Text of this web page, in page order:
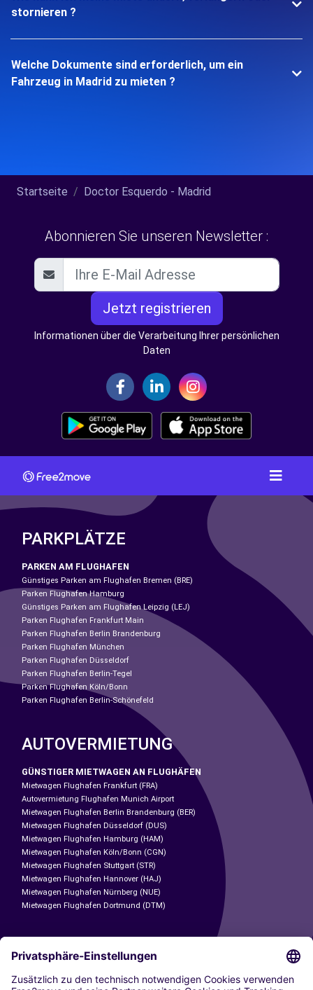
stornieren ?
Welche Dokumente sind erforderlich, um ein
Fahrzeug in Madrid zu mieten ?
Startseite Doctor Esquerdo - Madrid
Abonnieren Sie unseren Newsletter :
Jetzt registrieren
Informationen über die Verarbeitung Ihrer persönlichen
Daten
PARKPLÄTZE
PARKEN AM FLUGHAFEN
Günstiges Parken am Flughafen Bremen (BRE)
Parken Flughafen Hamburg
Günstiges Parken am Flughafen Leipzig (LEJ)
Parken Flughafen Frankfurt Main
Parken Flughafen Berlin Brandenburg
Parken Flughafen München
Parken Flughafen Düsseldorf
Parken Flughafen Berlin-Tegel
Parken Flughafen Köln/Bonn
Parken Flughafen Berlin-Schönefeld
AUTOVERMIETUNG
GÜNSTIGER MIETWAGEN AN FLUGHÄFEN
Mietwagen Flughafen Frankfurt (FRA)
Autovermietung Flughafen Munich Airport
Mietwagen Flughafen Berlin Brandenburg (BER)
Mietwagen Flughafen Düsseldorf (DUS)
Mietwagen Flughafen Hamburg (HAM)
Mietwagen Flughafen Köln/Bonn (CGN)
Mietwagen Flughafen Stuttgart (STR)
Mietwagen Flughafen Hannover (HAJ)
Mietwagen Flughafen Nürnberg (NUE)
Mietwagen Flughafen Dortmund (DTM)
CARSHARING
UNSERE STÄDTE